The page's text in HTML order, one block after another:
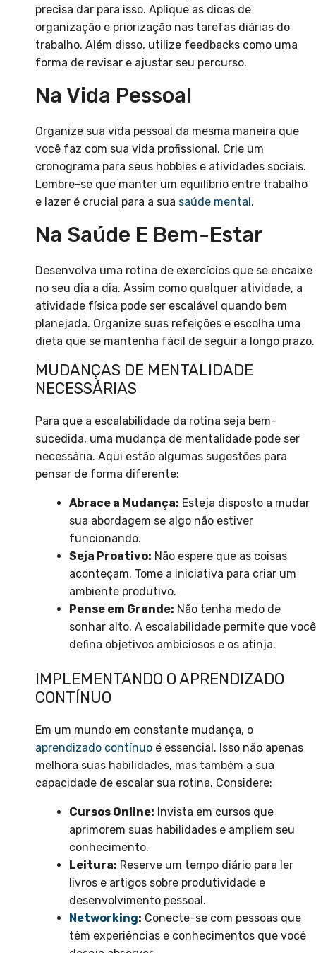
precisa dar para isso. Aplique as dicas de
organização e priorização nas tarefas diárias do
trabalho. Além disso, utilize feedbacks como uma
forma de revisar e ajustar seu percurso.
Na Vida Pessoal
Organize sua vida pessoal da mesma maneira que
você faz com sua vida profissional. Crie um
cronograma para seus hobbies e atividades sociais.
Lembre-se que manter um equilíbrio entre trabalho
e lazer é crucial para a sua saúde mental.
Na Saúde E Bem-Estar
Desenvolva uma rotina de exercícios que se encaixe
no seu dia a dia. Assim como qualquer atividade, a
atividade física pode ser escalável quando bem
planejada. Organize suas refeições e escolha uma
dieta que se mantenha fácil de seguir a longo prazo.
MUDANÇAS DE MENTALIDADE
NECESSÁRIAS
Para que a escalabilidade da rotina seja bem-
sucedida, uma mudança de mentalidade pode ser
necessária. Aqui estão algumas sugestões para
pensar de forma diferente:
Abrace a Mudança: Esteja disposto a mudar
sua abordagem se algo não estiver
funcionando.
Seja Proativo: Não espere que as coisas
aconteçam. Tome a iniciativa para criar um
ambiente produtivo.
Pense em Grande: Não tenha medo de
sonhar alto. A escalabilidade permite que você
defina objetivos ambiciosos e os atinja.
IMPLEMENTANDO O APRENDIZADO
CONTÍNUO
Em um mundo em constante mudança, o
aprendizado contínuo é essencial. Isso não apenas
melhora suas habilidades, mas também a sua
capacidade de escalar sua rotina. Considere:
Cursos Online: Invista em cursos que
aprimorem suas habilidades e ampliem seu
conhecimento.
Leitura: Reserve um tempo diário para ler
livros e artigos sobre produtividade e
desenvolvimento pessoal.
Networking: Conecte-se com pessoas que
têm experiências e conhecimentos que você